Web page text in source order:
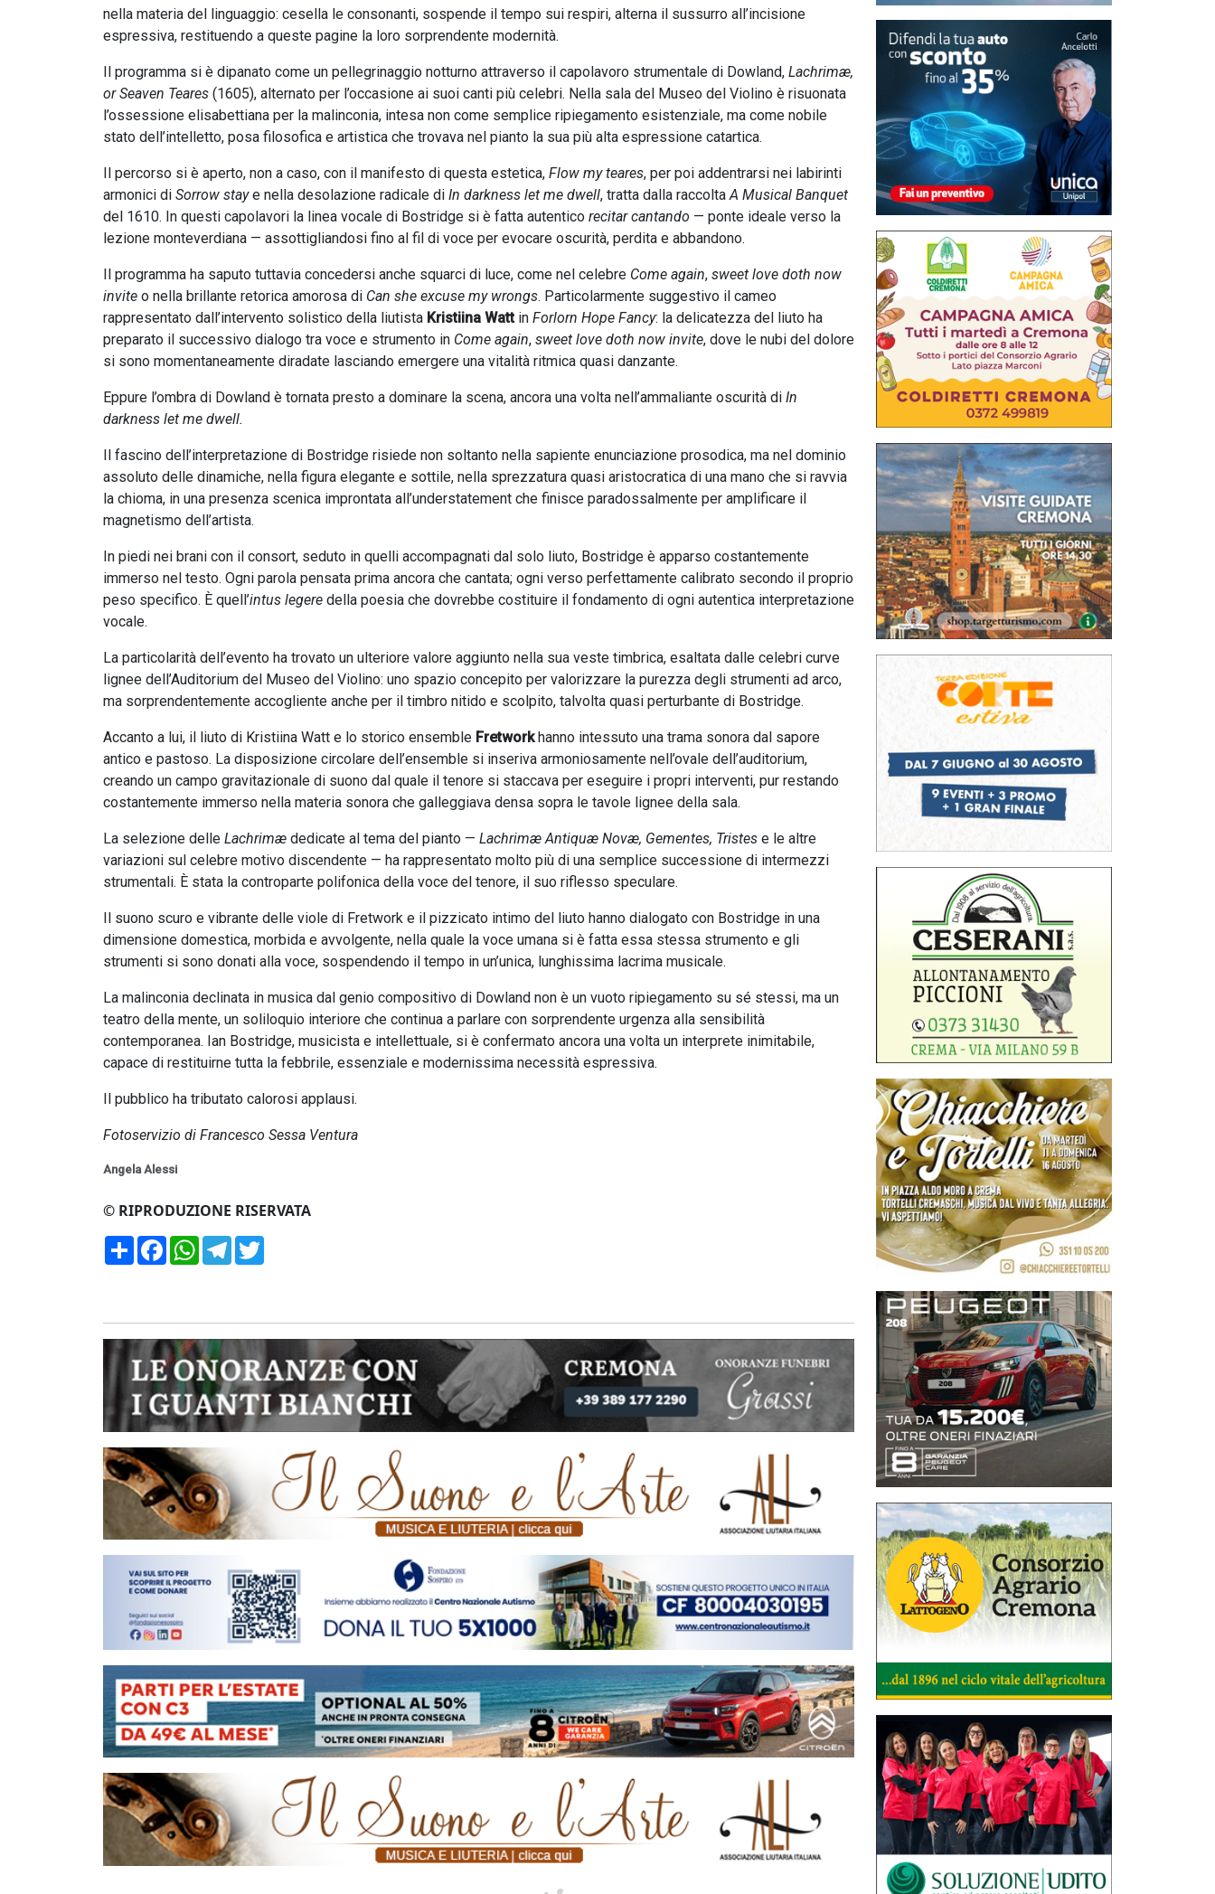
nella materia del linguaggio: cesella le consonanti, sospende il tempo sui respiri, alterna il sussurro all’incisione
espressiva, restituendo a queste pagine la loro sorprendente modernità.
Il programma si è dipanato come un pellegrinaggio notturno attraverso il capolavoro strumentale di Dowland, Lachrimæ,
or Seaven Teares (1605), alternato per l’occasione ai suoi canti più celebri. Nella sala del Museo del Violino è risuonata
l’ossessione elisabettiana per la malinconia, intesa non come semplice ripiegamento esistenziale, ma come nobile
stato dell’intelletto, posa filosofica e artistica che trovava nel pianto la sua più alta espressione catartica.
Il percorso si è aperto, non a caso, con il manifesto di questa estetica, Flow my teares, per poi addentrarsi nei labirinti
armonici di Sorrow staye nella desolazione radicale di In darkness let me dwell, tratta dalla raccoltaA Musical Banquet
del 1610. In questi capolavori la linea vocale di Bostridge si è fatta autentico recitar cantando — ponte ideale verso la
lezione monteverdiana — assottigliandosi fino al fil di voce per evocare oscurità, perdita e abbandono.
Il programma ha saputo tuttavia concedersi anche squarci di luce, come nel celebre Come again, sweet love doth now
invite o nella brillante retorica amorosa di Can she excuse my wrongs. Particolarmente suggestivo il cameo
rappresentato dall’intervento solistico della liutista Kristiina Wattin Forlorn Hope Fancy: la delicatezza del liuto ha
preparato il successivo dialogo tra voce e strumento in Come again, sweet love doth now invite, dove le nubi del dolore
si sono momentaneamente diradate lasciando emergere una vitalità ritmica quasi danzante.
Eppure l’ombra di Dowland è tornata presto a dominare la scena, ancora una volta nell’ammaliante oscurità di In
darkness let me dwell.
Il fascino dell’interpretazione di Bostridge risiede non soltanto nella sapiente enunciazione prosodica, ma nel dominio
assoluto delle dinamiche, nella figura elegante e sottile, nella sprezzatura quasi aristocratica di una mano che si ravvia
la chioma, in una presenza scenica improntata all’understatement che finisce paradossalmente per amplificare il
magnetismo dell’artista.
In piedi nei brani con il consort, seduto in quelli accompagnati dal solo liuto, Bostridge è apparso costantemente
immerso nel testo. Ogni parola pensata prima ancora che cantata; ogni verso perfettamente calibrato secondo il proprio
peso specifico. È quell’intus legere della poesia che dovrebbe costituire il fondamento di ogni autentica interpretazione
vocale.
La particolarità dell’evento ha trovato un ulteriore valore aggiunto nella sua veste timbrica, esaltata dalle celebri curve
lignee dell’Auditorium del Museo del Violino: uno spazio concepito per valorizzare la purezza degli strumenti ad arco,
ma sorprendentemente accogliente anche per il timbro nitido e scolpito, talvolta quasi perturbante di Bostridge.
Accanto a lui, il liuto di Kristiina Watt e lo storico ensemble Fretworkhanno intessuto una trama sonora dal sapore
antico e pastoso. La disposizione circolare dell’ensemble si inseriva armoniosamente nell’ovale dell’auditorium,
creando un campo gravitazionale di suono dal quale il tenore si staccava per eseguire i propri interventi, pur restando
costantemente immerso nella materia sonora che galleggiava densa sopra le tavole lignee della sala.
La selezione delle Lachrimæ dedicate al tema del pianto — Lachrimæ Antiquæ Novæ, Gementes, Tristes e le altre
variazioni sul celebre motivo discendente — ha rappresentato molto più di una semplice successione di intermezzi
strumentali. È stata la controparte polifonica della voce del tenore, il suo riflesso speculare.
Il suono scuro e vibrante delle viole di Fretwork e il pizzicato intimo del liuto hanno dialogato con Bostridge in una
dimensione domestica, morbida e avvolgente, nella quale la voce umana si è fatta essa stessa strumento e gli
strumenti si sono donati alla voce, sospendendo il tempo in un’unica, lunghissima lacrima musicale.
La malinconia declinata in musica dal genio compositivo di Dowland non è un vuoto ripiegamento su sé stessi, ma un
teatro della mente, un soliloquio interiore che continua a parlare con sorprendente urgenza alla sensibilità
contemporanea. Ian Bostridge, musicista e intellettuale, si è confermato ancora una volta un interprete inimitabile,
capace di restituirne tutta la febbrile, essenziale e modernissima necessità espressiva.
Il pubblico ha tributato calorosi applausi.
Fotoservizio di Francesco Sessa Ventura
Angela Alessi
© RIPRODUZIONE RISERVATA
CondividiFacebookWhatsApp
Telegram